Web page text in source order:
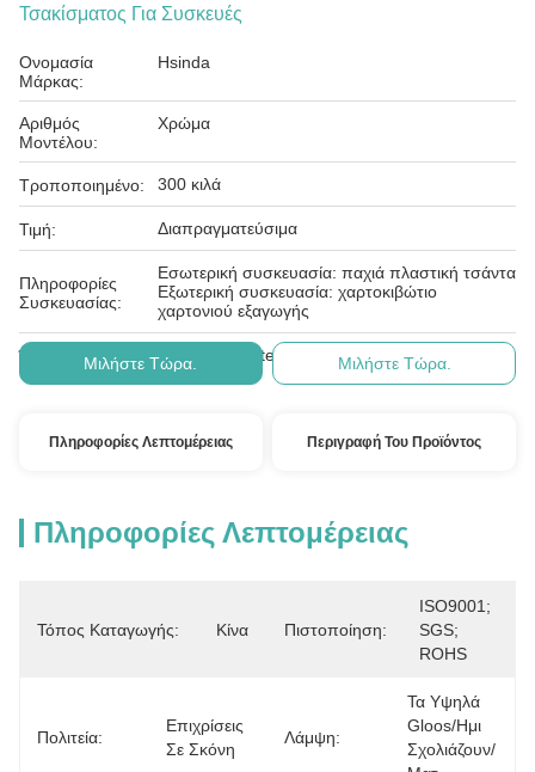
Τσακίσματος Για Συσκευές
Ονομασία
Μάρκας:
Hsinda
Αριθμός
Μοντέλου:
Χρώμα
Τροποποιημένο: 300 κιλά
Τιμή: Διαπραγματεύσιμα
Πληροφορίες
Συσκευασίας:
Εσωτερική συσκευασία: παχιά πλαστική τσάντα
Εξωτερική συσκευασία: χαρτοκιβώτιο
χαρτονιού εξαγωγής
Όροι Πληρωμής: L/C, T/T, Western Union,
Μιλήστε Τώρα. Μιλήστε Τώρα.
Πληροφορίες Λεπτομέρειας Περιγραφή Του Προϊόντος
Πληροφορίες Λεπτομέρειας
Τόπος Καταγωγής: Κίνα Πιστοποίηση:
ISO9001;
SGS;
ROHS
Πολιτεία:
Επιχρίσεις
Σε Σκόνη
Λάμψη:
Τα Υψηλά
Gloos/ημι
Σχολιάζουν/